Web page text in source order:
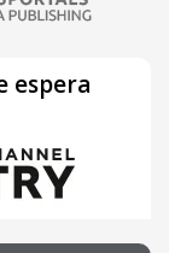
espera